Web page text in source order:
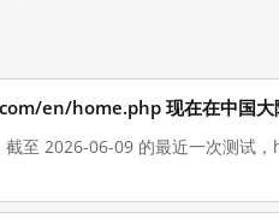
en/home.php 现在在中国大
截至 2026-06-09 的最近一次测